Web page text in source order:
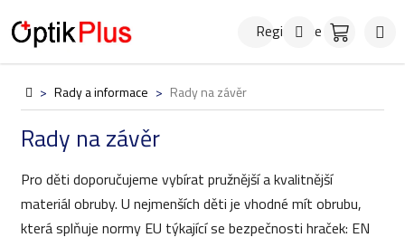
na
obsah
RegistraceHledat
Domů
> Rady a informace > Rady na závěr
Rady na závěr
Pro děti doporučujeme vybírat pružnější a kvalitnější
materiál obruby. U nejmenších děti je vhodné mít obrubu,
která splňuje normy EU týkající se bezpečnosti hraček: EN